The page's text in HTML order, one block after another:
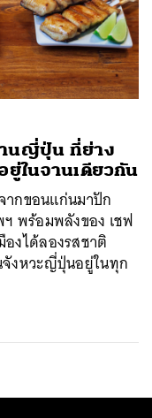
านญี่ปุ่น ที่ย่าง
ในจานเดียวกัน
ากขอนแก่นมาปัก
พร้อมพลังของ เชฟ
งได้ลองรสชาติ
งหวะญี่ปุ่นอยู่ในทุก
EMAIL